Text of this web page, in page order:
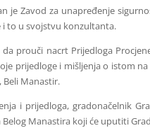
je Zavod za unapređenje
i to u svojstvu konzultanta.
prouči nacrt Prijedloga
prijedloge i mišljenja o istom na
Beli Manastir.
i prijedloga, gradonačelnik
Manastira koji će uputiti